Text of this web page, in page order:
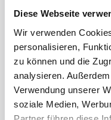
Diese Webseite
Wir verwenden
personalisieren,
zu können und die
analysieren.
Verwendung unserer
soziale Medien,
27,00
7. Mai 2026